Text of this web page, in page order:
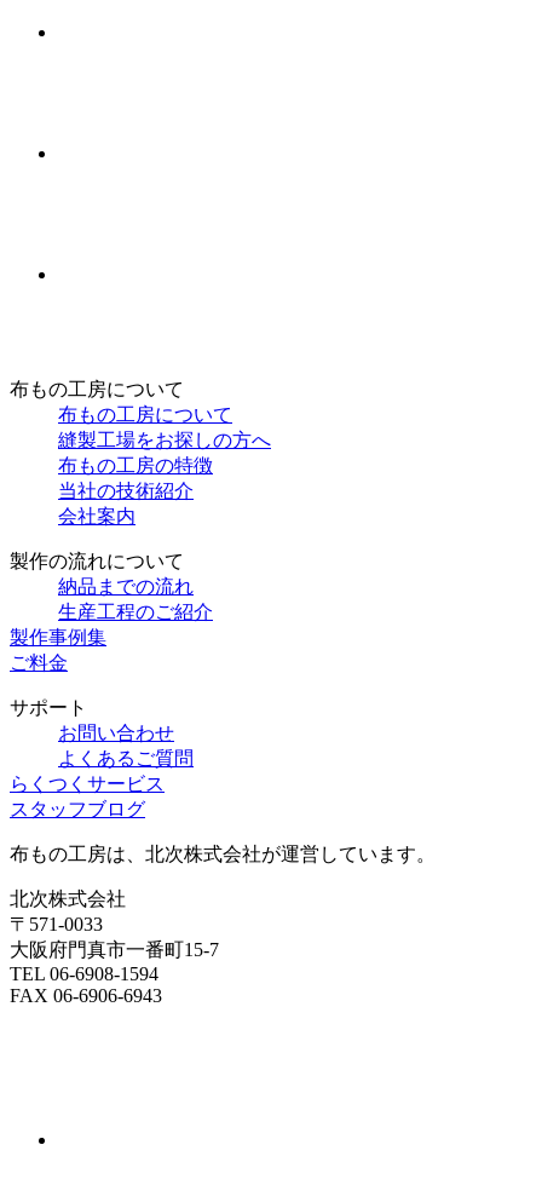
布もの工房について
布もの工房について
縫製工場をお探しの方へ
布もの工房の特徴
当社の技術紹介
会社案内
製作の流れについて
納品までの流れ
生産工程のご紹介
製作事例集
ご料金
サポート
お問い合わせ
よくあるご質問
らくつくサービス
スタッフブログ
布もの工房は、北次株式会社が運営しています。
北次株式会社
〒571-0033
大阪府門真市一番町15-7
TEL 06-6908-1594
FAX 06-6906-6943